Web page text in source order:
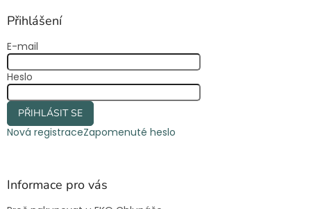
Přihlášení
E-mail
Heslo
PŘIHLÁSIT SE
Nová registraceZapomenuté heslo
Informace pro vás